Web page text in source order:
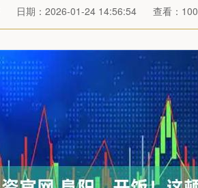
日期：2026-01-24 14:56:54 查看：100